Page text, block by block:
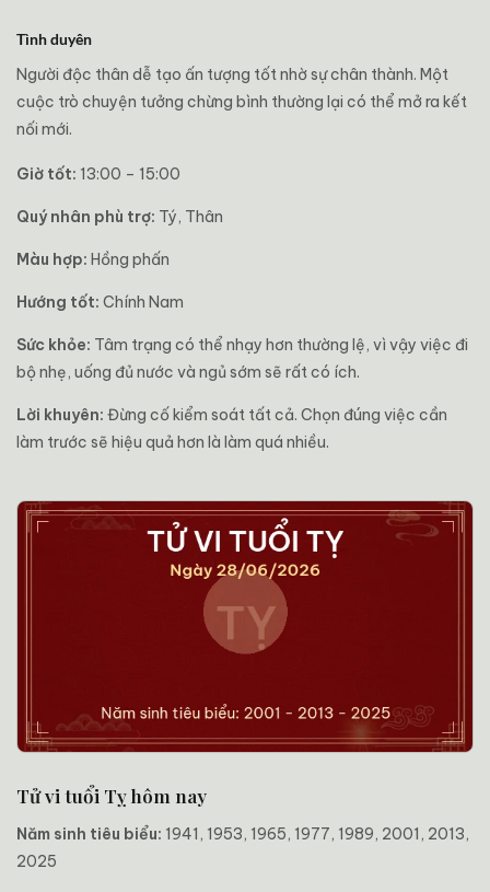
Tình duyên
Người độc thân dễ tạo ấn tượng tốt nhờ sự chân thành. Một
cuộc trò chuyện tưởng chừng bình thường lại có thể mở ra kết
nối mới.
Giờ tốt: 13:00 – 15:00
Quý nhân phù trợ: Tý, Thân
Màu hợp: Hồng phấn
Hướng tốt: Chính Nam
Sức khỏe: Tâm trạng có thể nhạy hơn thường lệ, vì vậy việc đi
bộ nhẹ, uống đủ nước và ngủ sớm sẽ rất có ích.
Lời khuyên: Đừng cố kiểm soát tất cả. Chọn đúng việc cần
làm trước sẽ hiệu quả hơn là làm quá nhiều.
Tử vi tuổi Tỵ hôm nay
Năm sinh tiêu biểu: 1941, 1953, 1965, 1977, 1989, 2001, 2013,
2025